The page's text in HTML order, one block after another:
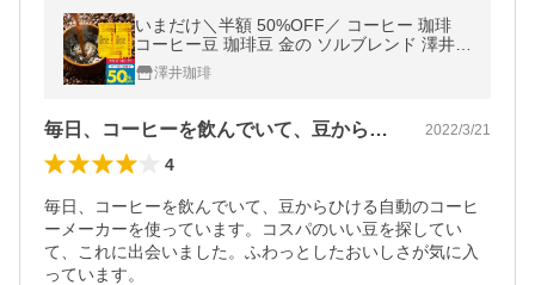
いまだけ＼半額 50%OFF／ コーヒー 珈琲
コーヒー豆 珈琲豆 金の ソルブレンド 澤井珈
琲 福袋 120杯分 グルメ 【TS】
澤井珈琲
毎日、コーヒーを飲んでいて、豆からひけ… 2022/3/21
4
毎日、コーヒーを飲んでいて、豆からひける自動のコーヒ
ーメーカーを使っています。コスパのいい豆を探してい
て、これに出会いました。ふわっとしたおいしさが気に入
っています。